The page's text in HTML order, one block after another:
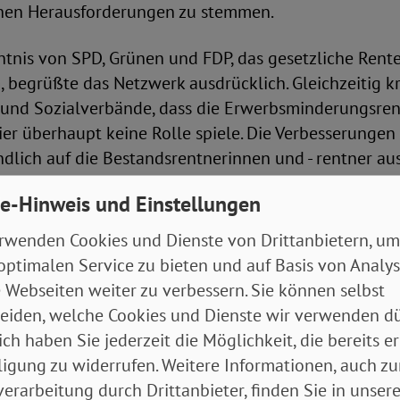
Herausforderungen zu stemmen.
von SPD, Grünen und FDP, das gesetzliche
begrüßte das Netzwerk ausdrücklich. Gleichzeitig
Sozialverbände, dass die
überhaupt keine Rolle spiele. Die
auf die Bestandsrentnerinnen und - rentner
geschaffen werden. Außerdem müsse ein
gemacht werden, indem alle
einbezogen werden. Auch bei
werden: Die Voraussetzung von 33
oder in der Grundsicherung zu erlangen,
solle darüber hinaus sofort dafür sorgen,
der Renten systematisch vermieden werde.
Hinweis und Einstellungen
Cookies und Dienste von Drittanbietern,
Service zu bieten und auf Basis von
Webseiten weiter zu verbessern. Sie können selbst
welche Cookies und Dienste wir verwenden
haben Sie jederzeit die Möglichkeit, die bereits
zu widerrufen. Weitere Informationen, auch
durch Drittanbieter, finden Sie in